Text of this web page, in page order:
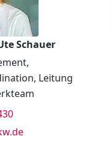
Schauer
Leitung